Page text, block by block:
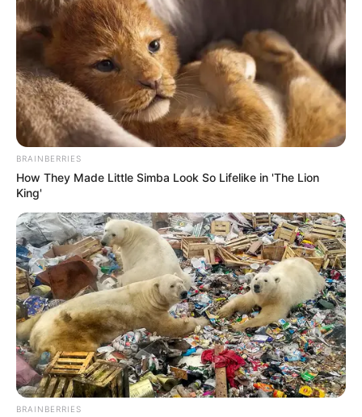
BRAINBERRIES
How They Made Little Simba Look So Lifelike in 'The Lion
King'
BRAINBERRIES